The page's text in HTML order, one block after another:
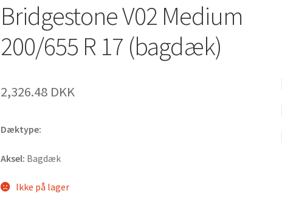
Bridgestone V02 Medium
200/655 R 17 (bagdæk)
2,326.48 DKK
Dæktype:
Aksel: Bagdæk
Ikke på lager